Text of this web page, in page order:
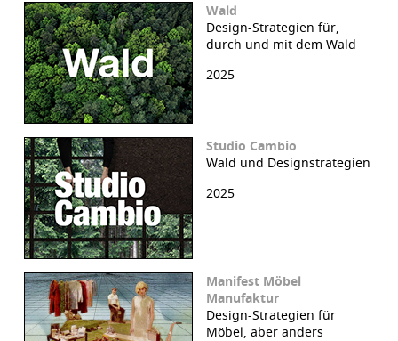
Wald
Design-Strategien für,
durch und mit dem Wald
2025
Studio Cambio
Wald und Designstrategien
2025
Manifest Möbel
Manufaktur
Design-Strategien für
Möbel, aber anders